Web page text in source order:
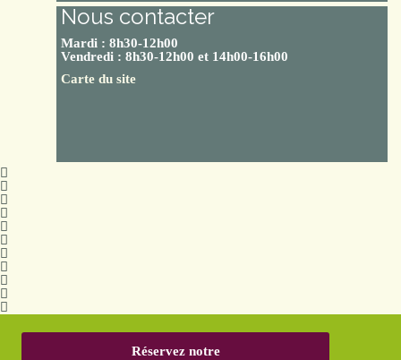
Nous contacter
Mardi : 8h30-12h00
Vendredi : 8h30-12h00 et 14h00-16h00
Carte du site
Réservez notre